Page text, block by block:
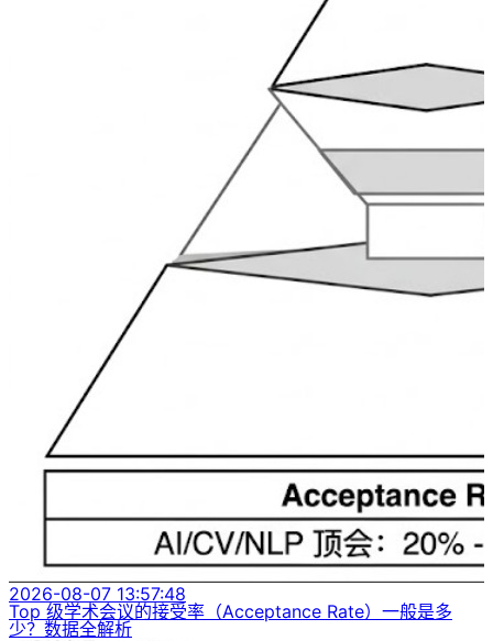
2026-08-07 13:57:48
Top 级学术会议的接受率（Acceptance Rate）一般是多
少？数据全解析